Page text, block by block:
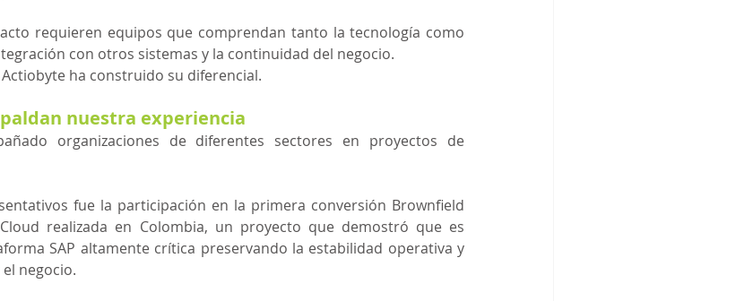
requieren equipos que comprendan tanto la tecnología como
con otros sistemas y la continuidad del negocio.
ha construido su diferencial.
nuestra experiencia
organizaciones de diferentes sectores en proyectos de
fue la participación en la primera conversión Brownfield
Cloud realizada en Colombia, un proyecto que demostró que es
SAP altamente crítica preservando la estabilidad operativa y
negocio.